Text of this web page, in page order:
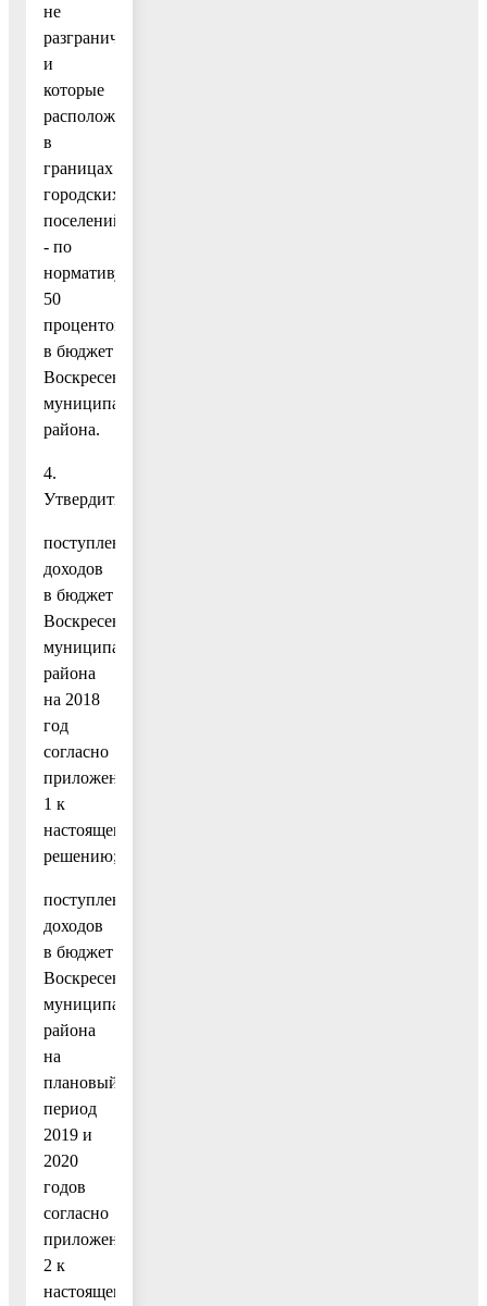
не
разграничена,
и
которые
расположены
в
границах
городских
поселений,
- по
нормативу
50
процентов
в бюджет
Воскресенского
муниципального
района.
4.
Утвердить:
поступления
доходов
в бюджет
Воскресенского
муниципального
района
на 2018
год
согласно
приложению
1 к
настоящему
решению;
поступления
доходов
в бюджет
Воскресенского
муниципального
района
на
плановый
период
2019 и
2020
годов
согласно
приложению
2 к
настоящему